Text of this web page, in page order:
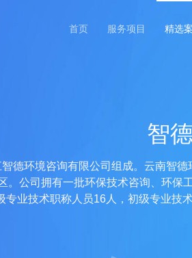
首页 服务项目 精选
智
德环境咨询有限公司组成。云南智
。公司拥有一批环保技术咨询、环
专业技术职称人员16人，初级专业技